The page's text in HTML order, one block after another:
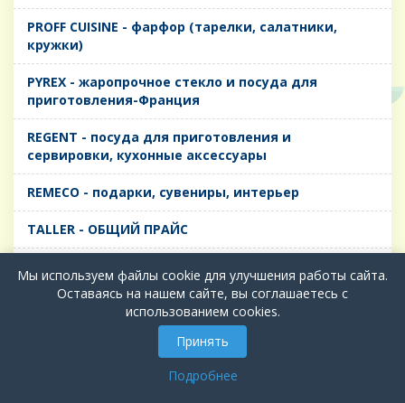
PROFF CUISINE - фарфор (тарелки, салатники,
кружки)
PYREX - жаропрочное стекло и посуда для
приготовления-Франция
REGENT - посуда для приготовления и
сервировки, кухонные аксессуары
REMECO - подарки, сувениры, интерьер
TALLER - ОБЩИЙ ПРАЙС
TIMA - посуда для приготовления и сервировки,
кухонные аксессуары
БИОСТАЛЬ - ТЕРМОСА
Мы используем файлы cookie для улучшения работы сайта.
Оставаясь на нашем сайте, вы соглашаетесь с
использованием cookies.
Принять
Подробнее